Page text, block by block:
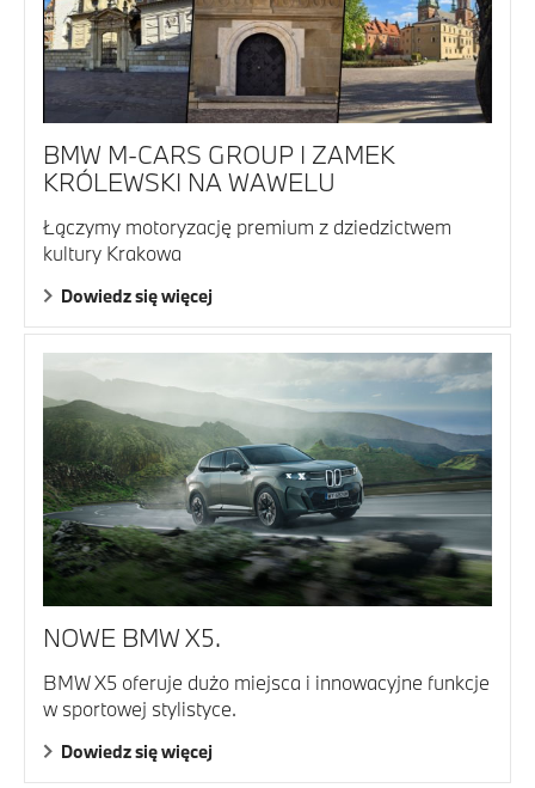
BMW M-CARS GROUP I ZAMEK
KRÓLEWSKI NA WAWELU
Łączymy motoryzację premium z dziedzictwem
kultury Krakowa
Dowiedz się więcej
NOWE BMW X5.
BMW X5 oferuje dużo miejsca i innowacyjne funkcje
w sportowej stylistyce.
Dowiedz się więcej